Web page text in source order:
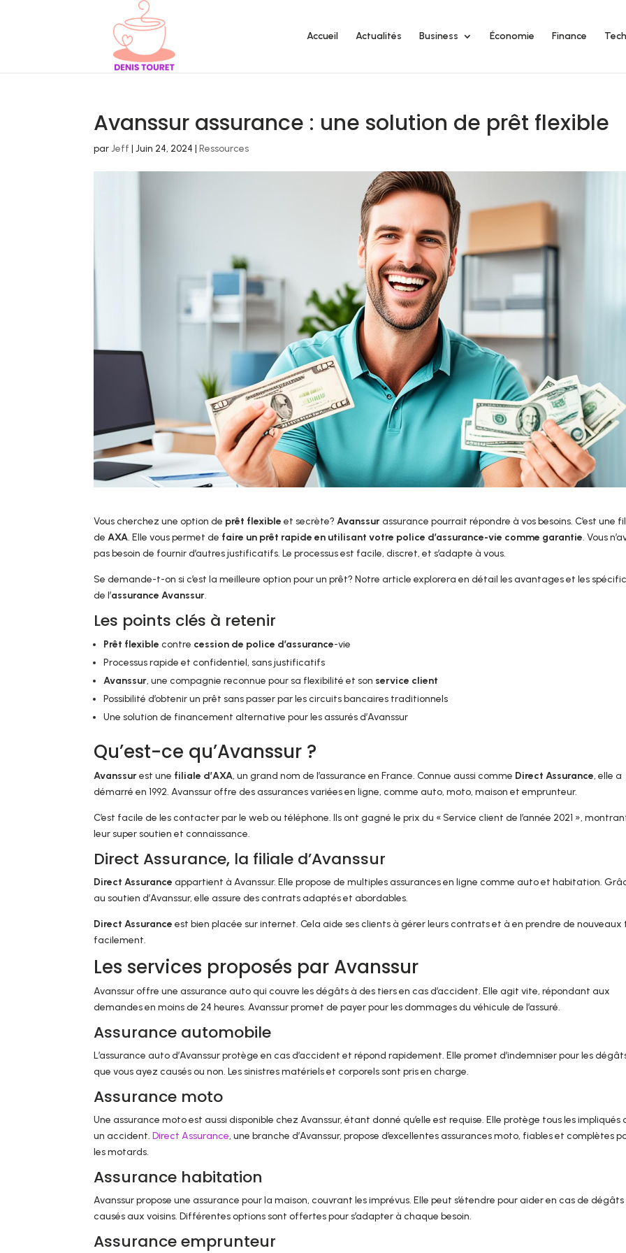
Accueil Actualités Business Économie Finance
Avanssur assurance : une solution de prêt flexible
parJeff |Juin 24, 2024 |Ressources
Vous cherchez une option de prêt flexible et secrète?Avanssurassurance pourrait répondre à vos besoins. C’est une
deAXA. Elle vous permet de faire un prêt rapide en utilisant votre police d’assurance-vie comme garantie. Vous
pas besoin de fournir d’autres justificatifs. Le processus est facile, discret, et s’adapte à vous.
Se demande-t-on si c’est la meilleure option pour un prêt? Notre article explorera en détail les avantages et les
de l’assurance Avanssur.
Les points clés à retenir
Prêt flexible contre cession de police d’assurance-vie
Processus rapide et confidentiel, sans justificatifs
Avanssur, une compagnie reconnue pour sa flexibilité et son service client
Possibilité d’obtenir un prêt sans passer par les circuits bancaires traditionnels
Une solution de financement alternative pour les assurés d’Avanssur
Qu’est-ce qu’Avanssur ?
Avanssurest une filiale d’AXA, un grand nom de l’assurance en France. Connue aussi comme Direct Assurance, elle a
démarré en 1992. Avanssur offre des assurances variées en ligne, comme auto, moto, maison et emprunteur.
C’est facile de les contacter par le web ou téléphone. Ils ont gagné le prix du « Service client de l’année 2021 »,
leur super soutien et connaissance.
Direct Assurance, la filiale d’Avanssur
Direct Assurance appartient à Avanssur. Elle propose de multiples assurances en ligne comme auto et habitation.
au soutien d’Avanssur, elle assure des contrats adaptés et abordables.
Direct Assurance est bien placée sur internet. Cela aide ses clients à gérer leurs contrats et à en prendre de nouveaux
facilement.
Les services proposés par Avanssur
Avanssur offre une assurance auto qui couvre les dégâts à des tiers en cas d’accident. Elle agit vite, répondant aux
demandes en moins de 24 heures. Avanssur promet de payer pour les dommages du véhicule de l’assuré.
Assurance automobile
L’assurance auto d’Avanssur protège en cas d’accident et répond rapidement. Elle promet d’indemniser pour les
que vous ayez causés ou non. Les sinistres matériels et corporels sont pris en charge.
Assurance moto
Une assurance moto est aussi disponible chez Avanssur, étant donné qu’elle est requise. Elle protège tous les impliqués
un accident.Direct Assurance, une branche d’Avanssur, propose d’excellentes assurances moto, fiables et complètes
les motards.
Assurance habitation
Avanssur propose une assurance pour la maison, couvrant les imprévus. Elle peut s’étendre pour aider en cas de dégâts
causés aux voisins. Différentes options sont offertes pour s’adapter à chaque besoin.
Assurance emprunteur